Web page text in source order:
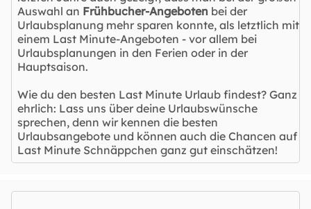
Auswahl an Frühbucher-Angeboten bei der
Urlaubsplanung mehr sparen konnte, als letztlich mit
einem Last Minute-Angeboten - vor allem bei
Urlaubsplanungen in den Ferien oder in der
Hauptsaison.
Wie du den besten Last Minute Urlaub findest? Ganz
ehrlich: Lass uns über deine Urlaubswünsche
sprechen, denn wir kennen die besten
Urlaubsangebote und können auch die Chancen auf
Last Minute Schnäppchen ganz gut einschätzen!